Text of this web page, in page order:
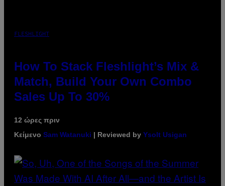
FLESHLIGHT
How To Stack Fleshlight’s Mix &
Match, Build Your Own Combo
Sales Up To 30%
12 ώρες πριν
Κείμενο Sam Watanuki | Reviewed by Ysolt Usigan